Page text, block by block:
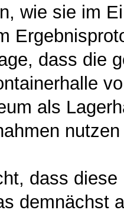
wie sie im
dass die
als
dass
demnächst